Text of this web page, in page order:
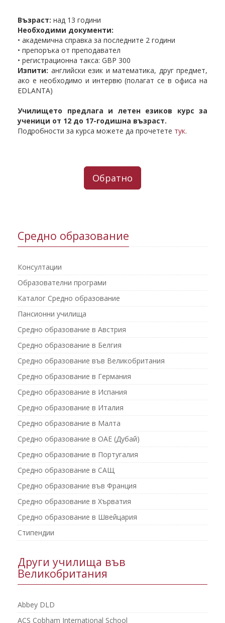
Възраст: над 13 години
Необходими документи:
• академична справка за последните 2 години
• препоръка от преподавател
• регистрационна такса: GBP 300
Изпити: английски език и математика, друг предмет,
ако е необходимо и интервю (полагат се в офиса на
EDLANTA)
Училището предлага и летен езиков курс за
ученици от 12 до 17-годишна възраст.
Подробности за курса можете да прочетете тук.
Обратно
Средно образование
Консултации
Образователни програми
Каталог Средно образование
Пансионни училища
Средно образование в Австрия
Средно образование в Белгия
Средно образование във Великобритания
Средно образование в Германия
Средно образование в Испания
Средно образование в Италия
Средно образование в Малта
Средно образование в ОАЕ (Дубай)
Средно образование в Португалия
Средно образование в САЩ
Средно образование във Франция
Средно образование в Хърватия
Средно образование в Швейцария
Стипендии
Други училища във
Великобритания
Abbey DLD
ACS Cobham International School